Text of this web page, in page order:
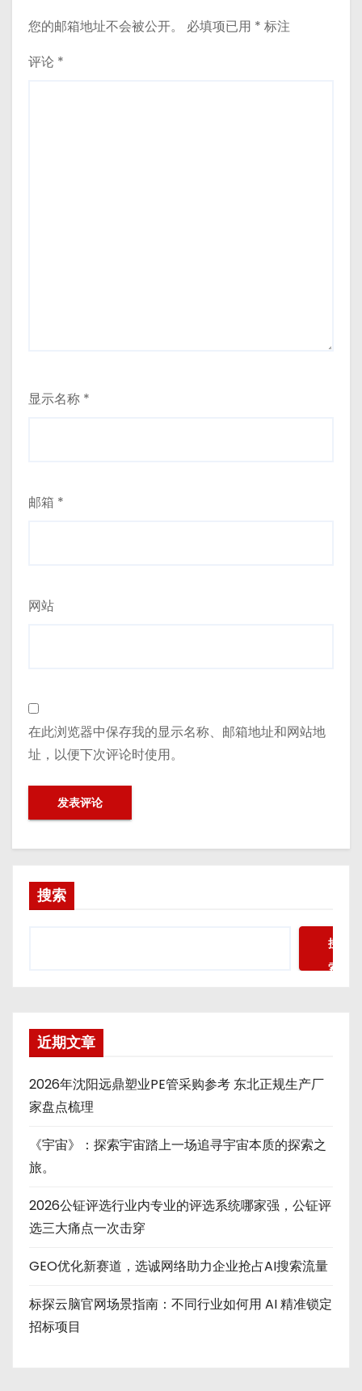
您的邮箱地址不会被公开。 必填项已用 * 标注
评论 *
显示名称 *
邮箱 *
网站
在此浏览器中保存我的显示名称、邮箱地址和网站地
址，以便下次评论时使用。
搜索
搜
索
近期文章
2026年沈阳远鼎塑业PE管采购参考 东北正规生产厂
家盘点梳理
《宇宙》：探索宇宙踏上一场追寻宇宙本质的探索之
旅。
2026公钲评选行业内专业的评选系统哪家强，公钲评
选三大痛点一次击穿
GEO优化新赛道，选诚网络助力企业抢占AI搜索流量
标探云脑官网场景指南：不同行业如何用 AI 精准锁定
招标项目